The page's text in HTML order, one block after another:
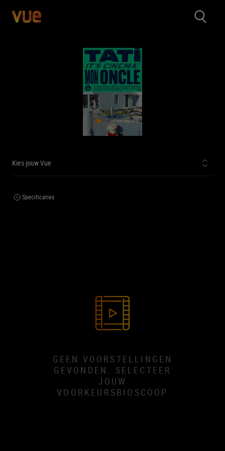
Kies jouw Vue
Specificaties
GEEN VOORSTELLINGEN
GEVONDEN. SELECTEER
JOUW
VOORKEURSBIOSCOOP